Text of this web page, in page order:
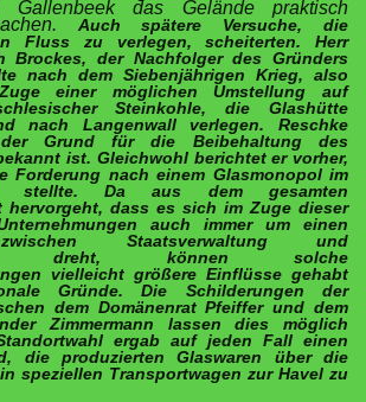
Gallenbeek das Gelände praktisch
Auch spätere Versuche, die
Fluss zu verlegen, scheiterten. Herr
Brockes, der Nachfolger des Gründers
nach dem Siebenjährigen Krieg, also
einer möglichen
Umstellung auf
Steinkohle, die Glashütte
nach Langenwall verlegen. Reschke
Grund für die Beibehaltung des
ist. Gleichwohl berichtet er vorher,
Forderung nach einem Glasmonopol im
stellte. Da aus dem gesamten
hervorgeht, dass es sich im Zuge dieser
auch immer um einen
Staatsverwaltung und
dreht, können solche
vielleicht größere Einflüsse gehabt
Gründe. Die Schilderungen der
dem Domänenrat Pfeiffer und dem
Zimmermann lassen dies möglich
ergab auf jeden Fall einen
die produzierten Glaswaren über die
speziellen Transportwagen zur Havel zu